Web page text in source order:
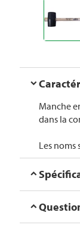
Manche
dans la
Les noms